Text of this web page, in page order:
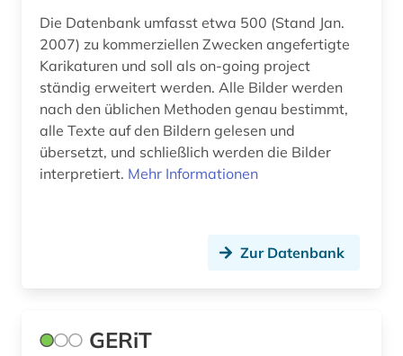
außerschulische bildung (1)
avantgarde (1)
baden-württemberg (8)
baden-württemberg. landesversorgungsamt
baden-württemberg (1)
bakterien (1)
bank (2)
banken (1)
Die Datenbank umfasst etwa 500 (Stand Jan.
2007) zu kommerziellen Zwecken angefertigte
Karikaturen und soll als on-going project
ständig erweitert werden. Alle Bilder werden
nach den üblichen Methoden genau bestimmt,
alle Texte auf den Bildern gelesen und
übersetzt, und schließlich werden die Bilder
interpretiert. Mehr Informationen
Zur Datenbank
GERiT